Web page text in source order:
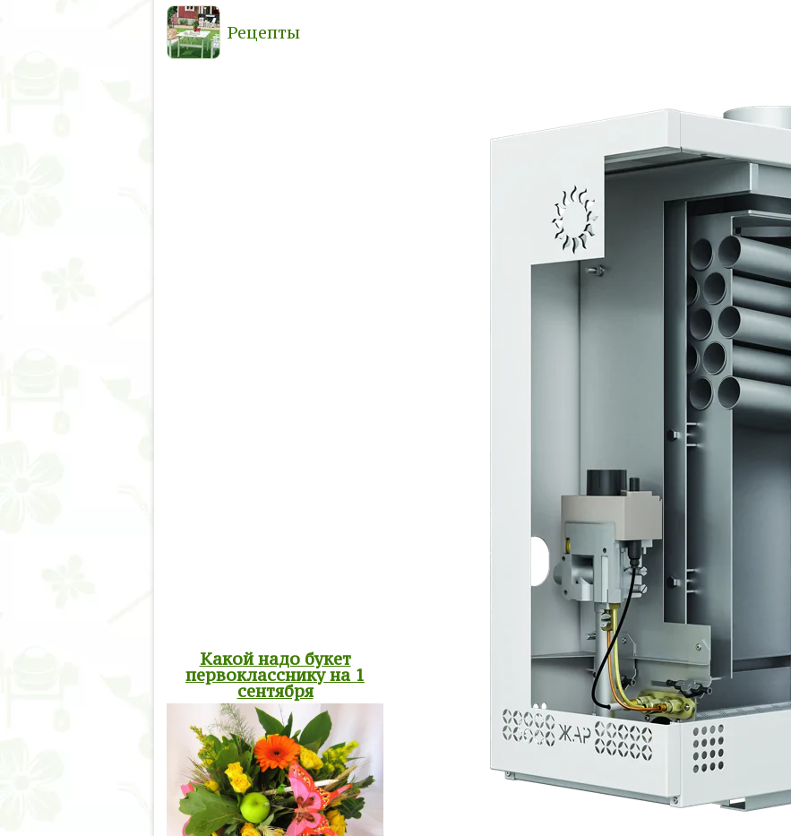
Рецепты
Какой надо букет
первокласснику на 1
сентября